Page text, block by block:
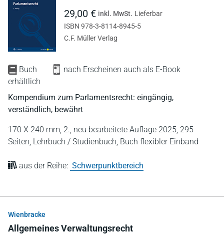
Buch
nach Erscheinen auch als E-Book
erhältlich
Kompendium zum Parlamentsrecht: eingängig,
verständlich, bewährt
170 X 240 mm, 2., neu bearbeitete Auflage 2025, 295
Seiten, Lehrbuch / Studienbuch, Buch flexibler Einband
aus der Reihe: Schwerpunktbereich
29,00 € inkl. MwSt. Lieferbar
ISBN 978-3-8114-8945-5
C.F. Müller Verlag
Wienbracke
Allgemeines Verwaltungsrecht